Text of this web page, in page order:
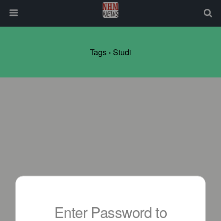
Tags › Studi
Enter Password to